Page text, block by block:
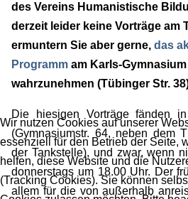
des Vereins Humanistische
derzeit leider keine Vorträge am
ermuntern Sie aber gerne,das
Programm am Karls-
wahrzunehmen (Tübinger Str.
Die hiesigen Vorträge fänden
(Gymnasiumstr. 64, neben dem
der Tankstelle), und zwar, wenn
donnerstags um 18.00 Uhr. Der
allem für die von außerhalb
Wir nutzen Cookies auf unserer
essenziell für den Betrieb der Seite,
helfen, diese Website und die
(Tracking Cookies). Sie können